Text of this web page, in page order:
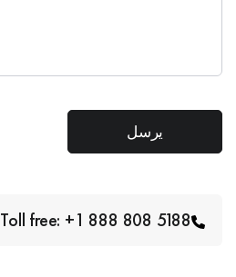
Toll free: +1 888 808 5188